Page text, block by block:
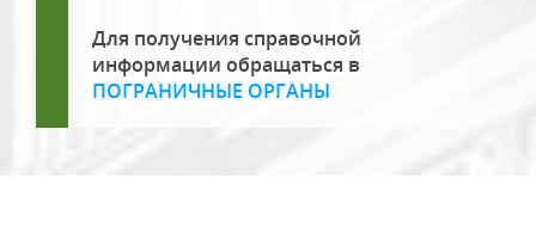
Для получения справочной
информации обращаться в
ПОГРАНИЧНЫЕ ОРГАНЫ